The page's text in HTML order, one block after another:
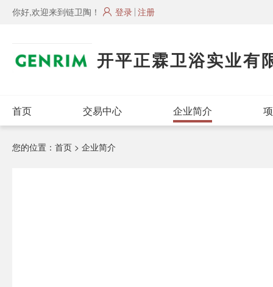
你好,欢迎来到链卫陶！ 登录 注册
开平正霖卫浴实业有
首页 交易中心 企业简介
您的位置： 首页 > 企业简介